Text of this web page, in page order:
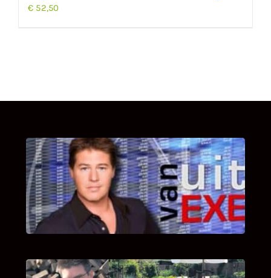
€ 52,50
UITSTEL VAN EXECUTIE
Bekijk hier de fragmenten van de deelname
van Bricks and Stones aan dit programma.